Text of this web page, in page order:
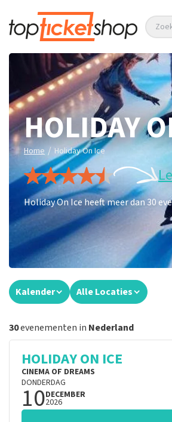
HOLIDAY
Home / Holiday On Ice
Holiday On Ice heeft meer dan 30
Kalender Alle Locaties
30evenementen in Nederland
HOLIDAY ON ICE
CINEMA OF DREAMS
DONDERDAG
10DECEMBER
2026